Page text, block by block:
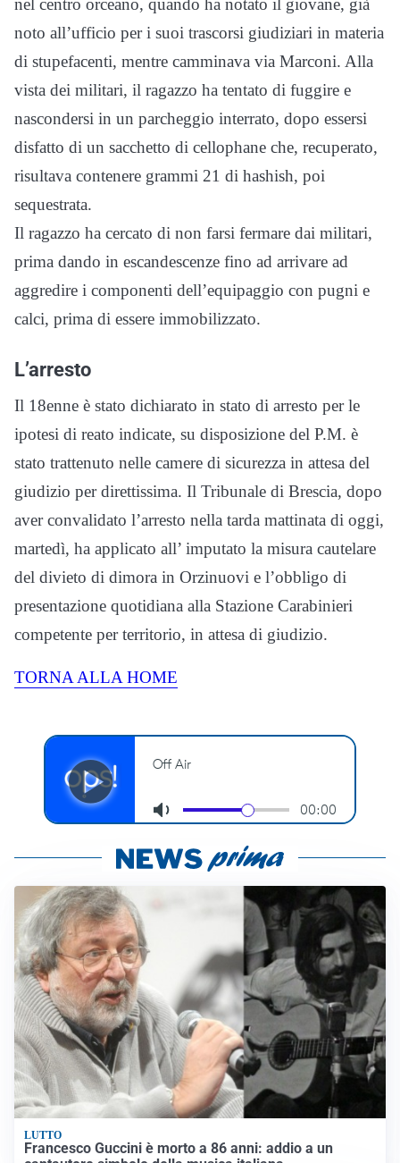
noto all’ufficio per i suoi trascorsi giudiziari in materia
di stupefacenti, mentre camminava via Marconi. Alla
vista dei militari, il ragazzo ha tentato di fuggire e
nascondersi in un parcheggio interrato, dopo essersi
disfatto di un sacchetto di cellophane che, recuperato,
risultava contenere grammi 21 di hashish, poi
sequestrata.
Il ragazzo ha cercato di non farsi fermare dai militari,
prima dando in escandescenze fino ad arrivare ad
aggredire i componenti dell’equipaggio con pugni e
calci, prima di essere immobilizzato.
L’arresto
Il 18enne è stato dichiarato in stato di arresto per le
ipotesi di reato indicate, su disposizione del P.M. è
stato trattenuto nelle camere di sicurezza in attesa del
giudizio per direttissima. Il Tribunale di Brescia, dopo
aver convalidato l’arresto nella tarda mattinata di oggi,
martedì, ha applicato all’ imputato la misura cautelare
del divieto di dimora in Orzinuovi e l’obbligo di
presentazione quotidiana alla Stazione Carabinieri
competente per territorio, in attesa di giudizio.
TORNA ALLA HOME
LUTTO
Francesco Guccini è morto a 86 anni: addio a un